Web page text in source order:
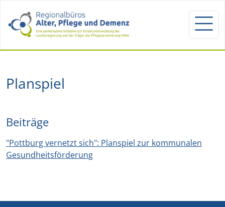
Planspiel
Beiträge
"Pottburg vernetzt sich": Planspiel zur kommunalen
Gesundheitsförderung